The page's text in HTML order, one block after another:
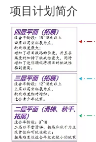
项目计划简介